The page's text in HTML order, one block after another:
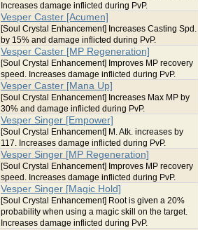
Increases damage inflicted during PvP.
Vesper Caster [Acumen]
[Soul Crystal Enhancement] Increases Casting Spd.
by 15% and damage inflicted during PvP.
Vesper Caster [MP Regeneration]
[Soul Crystal Enhancement] Improves MP recovery
speed. Increases damage inflicted during PvP.
Vesper Caster [Mana Up]
[Soul Crystal Enhancement] Increases Max MP by
30% and damage inflicted during PvP.
Vesper Singer [Empower]
[Soul Crystal Enhancement] M. Atk. increases by
117. Increases damage inflicted during PvP.
Vesper Singer [MP Regeneration]
[Soul Crystal Enhancement] Improves MP recovery
speed. Increases damage inflicted during PvP.
Vesper Singer [Magic Hold]
[Soul Crystal Enhancement] Root is given a 20%
probability when using a magic skill on the target.
Increases damage inflicted during PvP.